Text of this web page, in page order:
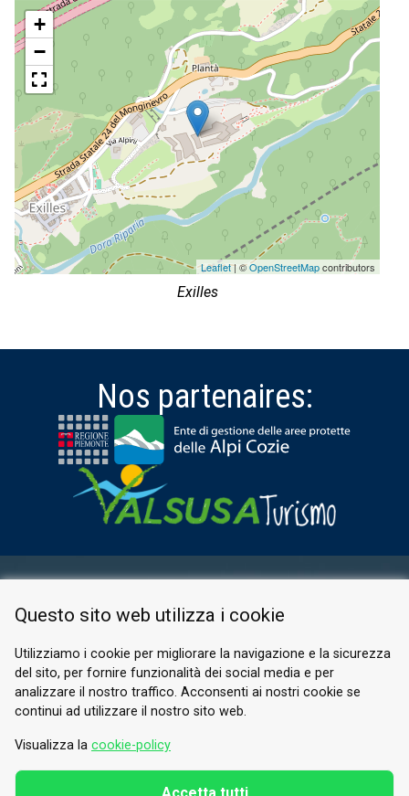
+
−
Leaflet| ©OpenStreetMapcontributors
Exilles
Nos partenaires:
PRIVACY POLICY
© 2026 Valle di Susa
Tesori di Arte e Cultura Alpina
Tel.
E-mail.info@vallesusa-tesori.it
Questo sito web utilizza i cookie
Utilizziamo i cookie per migliorare la navigazione e la sicurezza
del sito, per fornire funzionalità dei social media e per
analizzare il nostro traffico. Acconsenti ai nostri cookie se
continui ad utilizzare il nostro sito web.
Visualizza la cookie-policy